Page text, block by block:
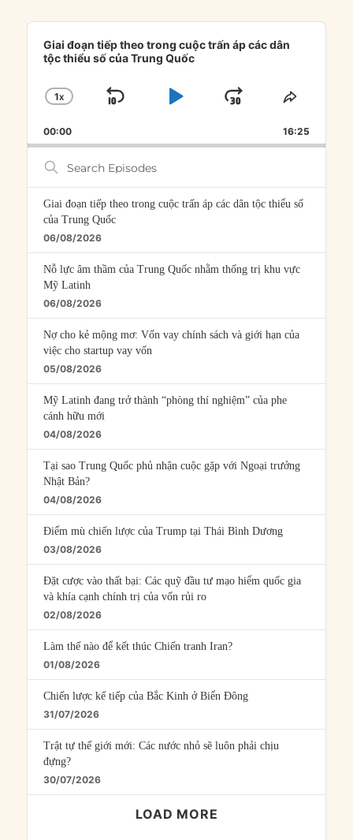
Audio
Player
Giai đoạn tiếp theo trong cuộc trấn áp các dân
tộc thiểu số của Trung Quốc
CHANGE
RATE
1X
SKIP
PLAYJUMP
FORWARD
SHARE
00:00 16:25
Search
Episodes
Giai đoạn tiếp theo trong cuộc trấn áp các dân tộc thiểu số
của Trung Quốc
06/08/2026
Nỗ lực âm thầm của Trung Quốc nhằm thống trị khu vực
Mỹ Latinh
06/08/2026
Nợ cho kẻ mộng mơ: Vốn vay chính sách và giới hạn của
việc cho startup vay vốn
05/08/2026
Mỹ Latinh đang trở thành “phòng thí nghiệm” của phe
cánh hữu mới
04/08/2026
Tại sao Trung Quốc phủ nhận cuộc gặp với Ngoại trưởng
Nhật Bản?
04/08/2026
Điểm mù chiến lược của Trump tại Thái Bình Dương
03/08/2026
Đặt cược vào thất bại: Các quỹ đầu tư mạo hiểm quốc gia
và khía cạnh chính trị của vốn rủi ro
02/08/2026
Làm thế nào để kết thúc Chiến tranh Iran?
01/08/2026
Chiến lược kế tiếp của Bắc Kinh ở Biển Đông
31/07/2026
Trật tự thế giới mới: Các nước nhỏ sẽ luôn phải chịu
đựng?
30/07/2026
LOAD MORE